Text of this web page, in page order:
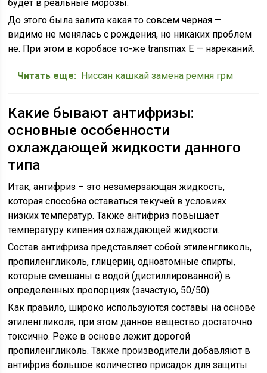
будет в реальные морозы.
До этого была залита какая то совсем черная —
видимо не менялась с рождения, но никаких проблем
не. При этом в коробасе то-же transmax Е — нареканий.
Читать еще: Ниссан кашкай замена ремня грм
Какие бывают антифризы:
основные особенности
охлаждающей жидкости данного
типа
Итак, антифриз – это незамерзающая жидкость,
которая способна оставаться текучей в условиях
низких температур. Также антифриз повышает
температуру кипения охлаждающей жидкости.
Состав антифриза представляет собой этиленгликоль,
пропиленгликоль, глицерин, одноатомные спирты,
которые смешаны с водой (дистиллированной) в
определенных пропорциях (зачастую, 50/50).
Как правило, широко используются составы на основе
этиленгликоля, при этом данное вещество достаточно
токсично. Реже в основе лежит дорогой
пропиленгликоль. Также производители добавляют в
антифриз большое количество присадок для защиты